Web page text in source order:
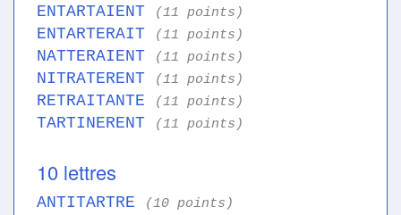
ENTARTAIENT (11 points)
ENTARTERAIT (11 points)
NATTERAIENT (11 points)
NITRATERENT (11 points)
RETRAITANTE (11 points)
TARTINERENT (11 points)
10 lettres
ANTITARTRE (10 points)